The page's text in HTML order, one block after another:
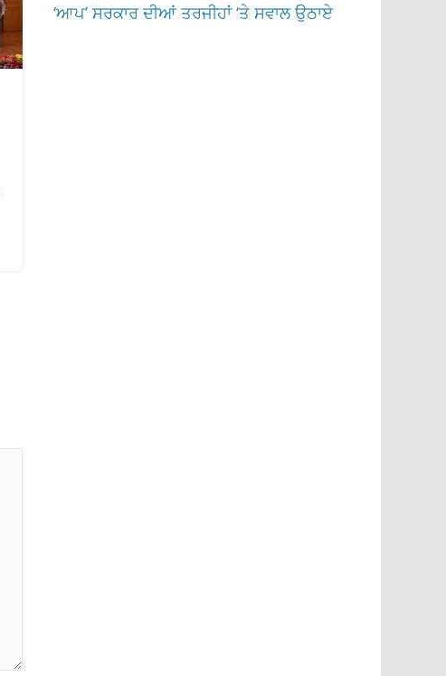
‘ਆਪ’ ਸਰਕਾਰ ਦੀਆਂ ਤਰਜੀਹਾਂ ‘ਤੇ ਸਵਾਲ ਉਠਾਏ